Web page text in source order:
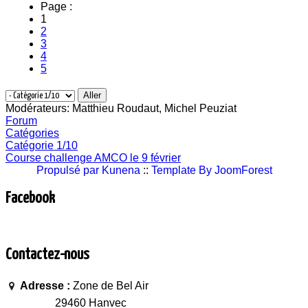
Page :
1
2
3
4
5
Modérateurs: Matthieu Roudaut, Michel Peuziat
Forum
Catégories
Catégorie 1/10
Course challenge AMCO le 9 février
Propulsé par Kunena :: Template By JoomForest
Facebook
Contactez-nous
Adresse : Zone de Bel Air
29460 Hanvec